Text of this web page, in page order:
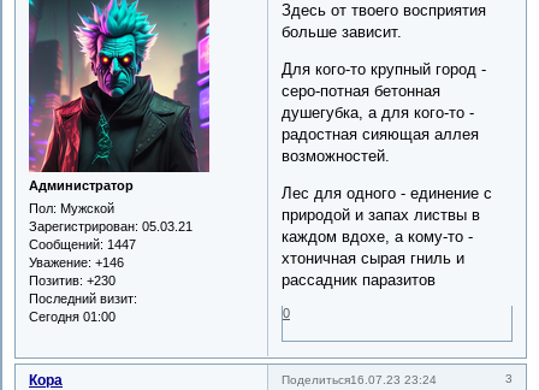
Администратор
Пол: Мужской
Зарегистрирован: 05.03.21
Сообщений: 1447
Уважение: +146
Позитив: +230
Последний визит:
Сегодня 01:00
Здесь от твоего восприятия
больше зависит.
Для кого-то крупный город -
серо-потная бетонная
душегубка, а для кого-то -
радостная сияющая аллея
возможностей.
Лес для одного - единение с
природой и запах листвы в
каждом вдохе, а кому-то -
хтоничная сырая гниль и
рассадник паразитов
0
Поделиться 3
16.07.23 23:24
Кора